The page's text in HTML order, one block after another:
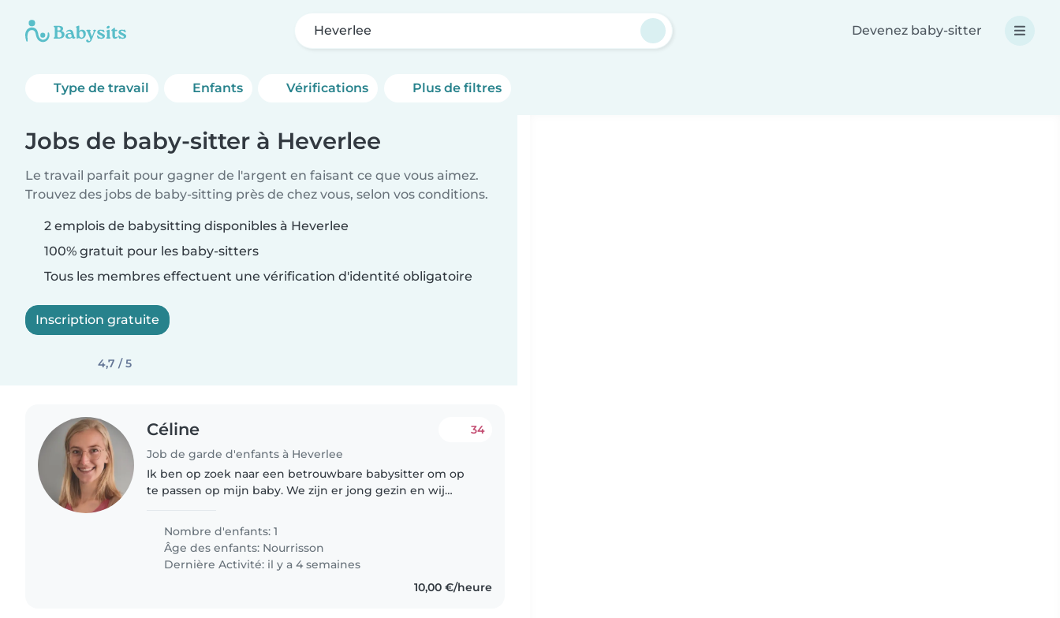
Heverlee Devenez baby-sitter
Type de travail Enfants Vérifications Plus de filtres
Jobs de baby-sitter à Heverlee
Le travail parfait pour gagner de l'argent en faisant ce que vous aimez.
Trouvez des jobs de baby-sitting près de chez vous, selon vos conditions.
2 emplois de babysitting disponibles à Heverlee
100% gratuit pour les baby-sitters
Tous les membres effectuent une vérification d'identité obligatoire
Inscription gratuite
4,7 / 5
Céline
Job de garde d'enfants à Heverlee
34
Ik ben op zoek naar een betrouwbare babysitter om op
te passen op mijn baby. We zijn er jong gezin en wij
kunnen contacteren om..
Nombre d'enfants: 1
Âge des enfants: Nourrisson
Dernière Activité: il y a 4 semaines
10,00 €/heure